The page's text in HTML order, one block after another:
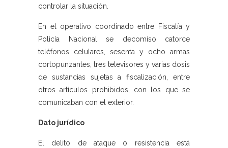
controlar la situación.
En el operativo coordinado entre Fiscalía y
Policía Nacional se decomiso catorce
teléfonos celulares, sesenta y ocho armas
cortopunzantes, tres televisores y varias dosis
de sustancias sujetas a fiscalización, entre
otros artículos prohibidos, con los que se
comunicaban con el exterior.
Dato jurídico
El delito de ataque o resistencia está